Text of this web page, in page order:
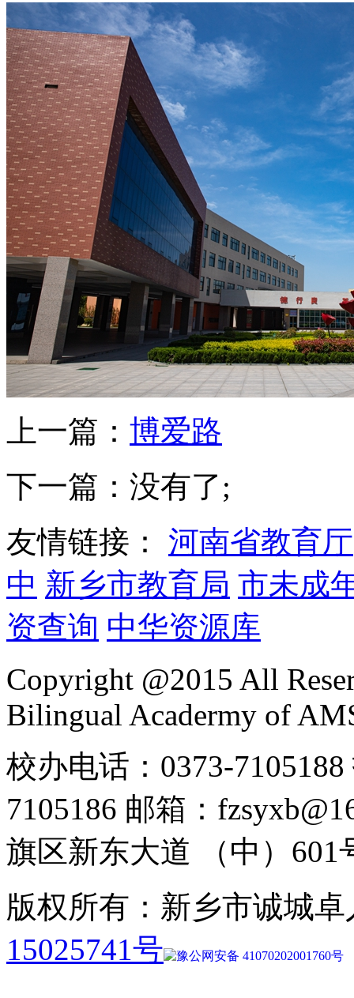
上一篇： 博爱路
下一篇：没有了;
友情链接： 河南省教育厅
中 新乡市教育局 市未成
资查询 中华资源库
Copyright @2015 All
Bilingual Acadermy of
校办电话：0373-
7105186 邮箱：
旗区新东大道 （中）601
版权所有：新乡市诚城
15025741号
豫公网安备 41070202001760号